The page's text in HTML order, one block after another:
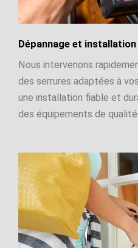
Dépannage et
Nous intervenons
des serrures adaptées à
une installation fiable et
des équipements de